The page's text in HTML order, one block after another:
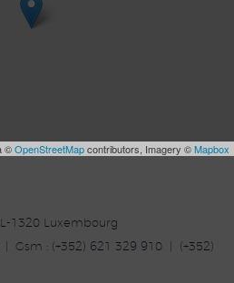
©OpenStreetMapcontributors, Imagery ©Mapbox
1320 Luxembourg
| Gsm : (+352) 621 329 910 | (+352)